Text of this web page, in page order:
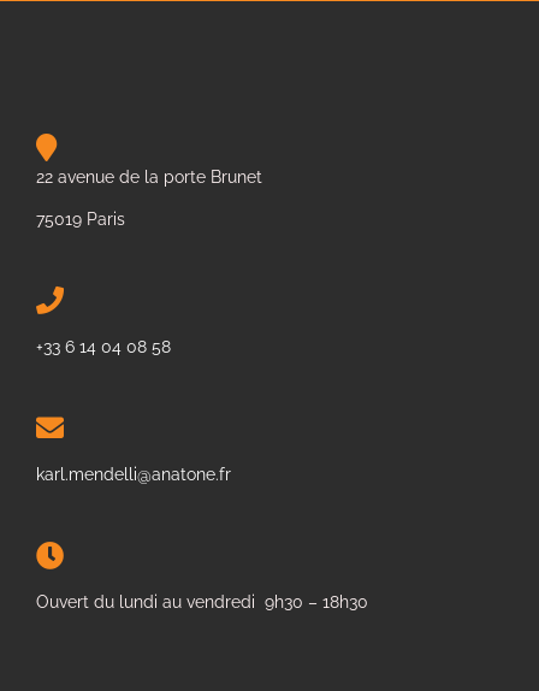
22 avenue de la porte Brunet
75019 Paris
+33 6 14 04 08 58
karl.mendelli@anatone.fr
Ouvert du lundi au vendredi 9h30 – 18h30